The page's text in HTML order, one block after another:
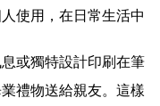
使用，在日常生活中
或獨特設計印刷在筆
禮物送給親友。這樣